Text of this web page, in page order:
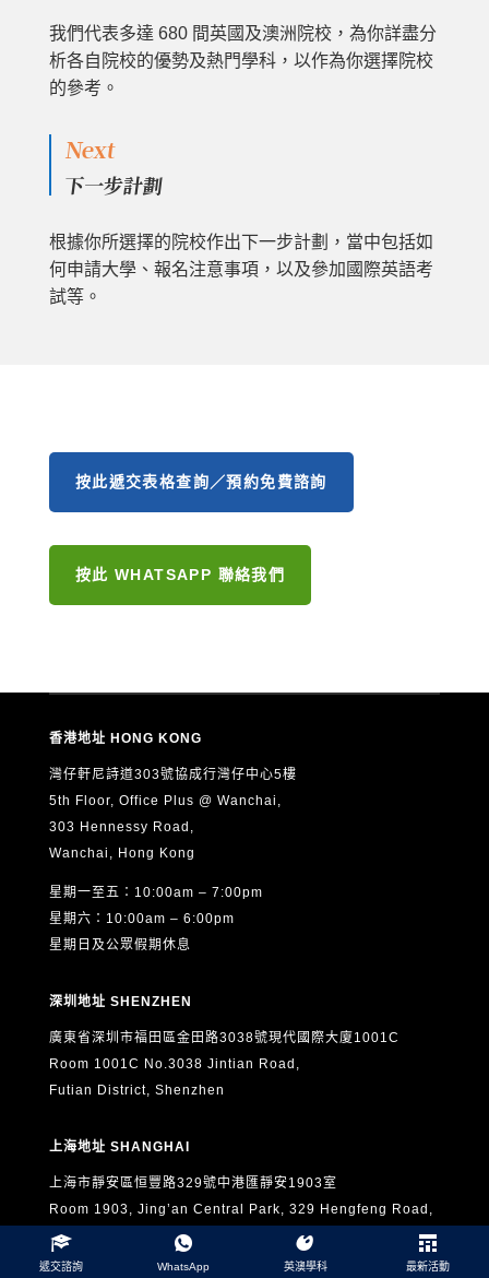
我們代表多達 680 間英國及澳洲院校，為你詳盡分
析各自院校的優勢及熱門學科，以作為你選擇院校
的參考。
Next
下一步計劃
根據你所選擇的院校作出下一步計劃，當中包括如
何申請大學、報名注意事項，以及參加國際英語考
試等。
按此遞交表格查詢／預約免費諮詢
按此 WHATSAPP 聯絡我們
香港地址 HONG KONG
灣仔軒尼詩道303號協成行灣仔中心5樓
5th Floor, Office Plus @ Wanchai,
303 Hennessy Road,
Wanchai, Hong Kong
星期一至五：10:00am – 7:00pm
星期六：10:00am – 6:00pm
星期日及公眾假期休息
深圳地址 SHENZHEN
廣東省深圳市福田區金田路3038號現代國際大廈1001C
Room 1001C No.3038 Jintian Road,
Futian District, Shenzhen
上海地址 SHANGHAI
上海市靜安區恒豐路329號中港匯靜安1903室
Room 1903, Jing’an Central Park, 329 Hengfeng Road,
Jing’an District, Shanghai, China 200070
遞交諮詢 WhatsApp 英澳學科 最新活動